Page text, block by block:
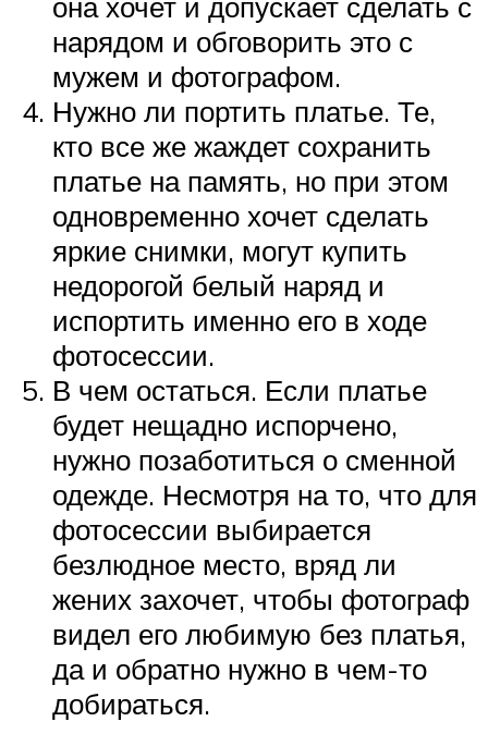
нарядом и обговорить это с
мужем и фотографом.
Нужно ли портить платье. Те,
кто все же жаждет сохранить
платье на память, но при этом
одновременно хочет сделать
яркие снимки, могут купить
недорогой белый наряд и
испортить именно его в ходе
фотосессии.
В чем остаться. Если платье
будет нещадно испорчено,
нужно позаботиться о сменной
одежде. Несмотря на то, что для
фотосессии выбирается
безлюдное место, вряд ли
жених захочет, чтобы фотограф
видел его любимую без платья,
да и обратно нужно в чем-то
добираться.